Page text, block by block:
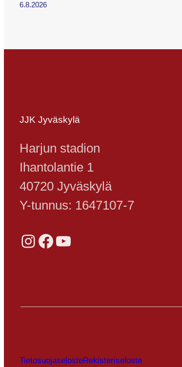
6.8.2026
JJK Jyväskylä
Harjun stadion
Ihantolantie 1
40720 Jyväskylä
Y-tunnus: 1647107-7
Instagram Facebook YouTube
TietosuojaselosteRekisteriseloste